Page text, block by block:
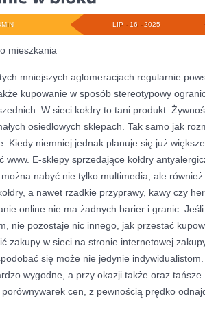
LIP - 16 - 2025
mieszkania
mniejszych aglomeracjach regularnie
kupowanie w sposób stereotypowy
W sieci kołdry to tani produkt.
osiedlowych sklepach. Tak samo jak
Kiedy niemniej jednak planuje się już
www. E-sklepy sprzedające kołdry
nabyć nie tylko multimedia, ale
a nawet rzadkie przyprawy, kawy czy
online nie ma żadnych barier i granic.
nie pozostaje nic innego, jak przestać
zakupy w sieci na stronie internetowej
się może nie jedynie
wygodne, a przy okazji także oraz
cen, z pewnością prędko